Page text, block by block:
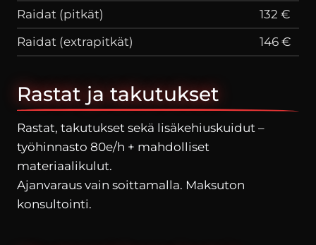
Raidat (pitkät)
132 €
Raidat (extrapitkät)
146 €
Rastat ja takutukset
Rastat, takutukset sekä lisäkehiuskuidut –
työhinnasto 80e/h + mahdolliset
materiaalikulut.
Ajanvaraus vain soittamalla. Maksuton
konsultointi.